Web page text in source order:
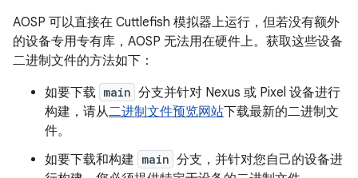
AOSP 可以直接在 Cuttlefish 模拟器上运行，但若没有额外
的设备专用专有库，AOSP 无法用在硬件上。获取这些设备
二进制文件的方法如下：
如要下载 main 分支并针对 Nexus 或 Pixel 设备进行
构建，请从二进制文件预览网站下载最新的二进制文
件。
如要下载和构建 main 分支，并针对您自己的设备进